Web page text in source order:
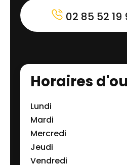
02 85 52 19
Horaires
Lundi
Mardi
Mercredi
Jeudi
Vendredi